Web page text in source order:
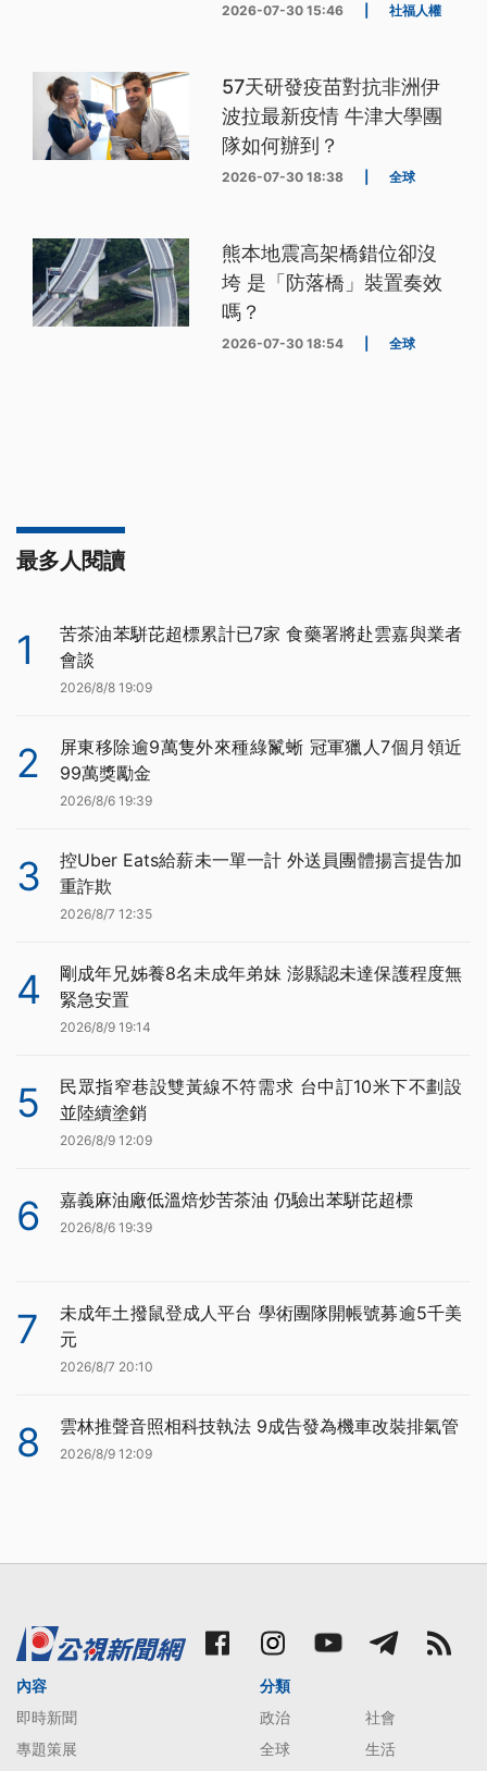
2026-07-30 15:46 社福人權
57天研發疫苗對抗非洲伊
波拉最新疫情 牛津大學團
隊如何辦到？
2026-07-30 18:38 全球
熊本地震高架橋錯位卻沒
垮 是「防落橋」裝置奏效
嗎？
2026-07-30 18:54 全球
最多人閱讀
1
苦茶油苯駢芘超標累計已7家 食藥署將赴雲嘉與業者
會談
2026/8/8 19:09
2
屏東移除逾9萬隻外來種綠鬣蜥 冠軍獵人7個月領近
99萬獎勵金
2026/8/6 19:39
3
控Uber Eats給薪未一單一計 外送員團體揚言提告加
重詐欺
2026/8/7 12:35
4
剛成年兄姊養8名未成年弟妹 澎縣認未達保護程度無
緊急安置
2026/8/9 19:14
5
民眾指窄巷設雙黃線不符需求 台中訂10米下不劃設
並陸續塗銷
2026/8/9 12:09
6 嘉義麻油廠低溫焙炒苦茶油 仍驗出苯駢芘超標
2026/8/6 19:39
7
未成年土撥鼠登成人平台 學術團隊開帳號募逾5千美
元
2026/8/7 20:10
8 雲林推聲音照相科技執法 9成告發為機車改裝排氣管
2026/8/9 12:09
內容
即時新聞
專題策展
分類
政治
社會
全球
生活